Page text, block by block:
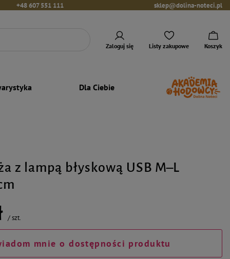
+48 607 551 111 sklep@dolina-noteci.pl
Zaloguj się Listy zakupowe Koszyk
Dla Ciebie
z lampą błyskową USB M–L
/szt.
mnie o dostępności produktu